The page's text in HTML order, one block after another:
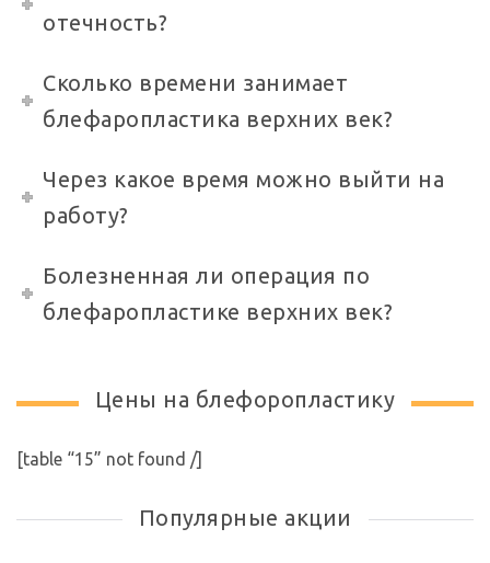
отечность?
Сколько времени занимает
блефаропластика верхних век?
Через какое время можно выйти на
работу?
Болезненная ли операция по
блефаропластике верхних век?
Цены на блефоропластику
[table “15” not found /]
Популярные акции